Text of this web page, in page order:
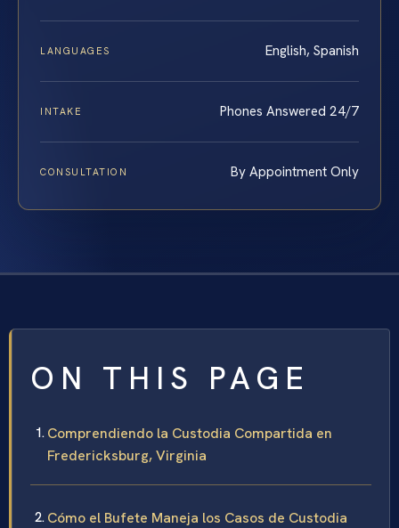
LANGUAGES English, Spanish
INTAKE Phones Answered 24/7
CONSULTATION By Appointment Only
ON THIS PAGE
Comprendiendo la Custodia Compartida en
Fredericksburg, Virginia
Cómo el Bufete Maneja los Casos de Custodia